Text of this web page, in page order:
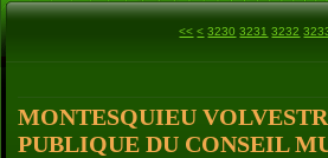
<< < 3200
3210
3220
3230 3231 3232
MONTESQUIEU
PUBLIQUE DU CONSEIL